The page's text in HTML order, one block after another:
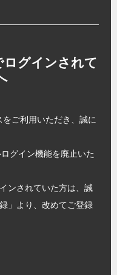
グインされて
ご利用いただき、誠に
グイン機能を廃止いた
ンされていた方は、誠
」より、改めてご登録